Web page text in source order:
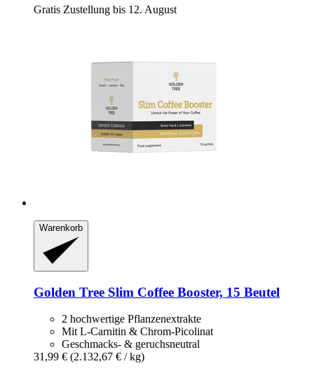
Gratis Zustellung bis 12. August
Warenkorb
Golden Tree Slim Coffee Booster, 15 Beutel
2 hochwertige Pflanzenextrakte
Mit L-Carnitin & Chrom-Picolinat
Geschmacks- & geruchsneutral
31,99 € (2.132,67 € / kg)